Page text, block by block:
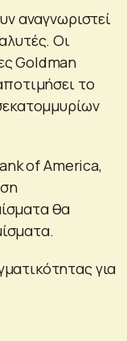
αναγνωριστεί
Οι
Goldman
το
of America,
θα
για